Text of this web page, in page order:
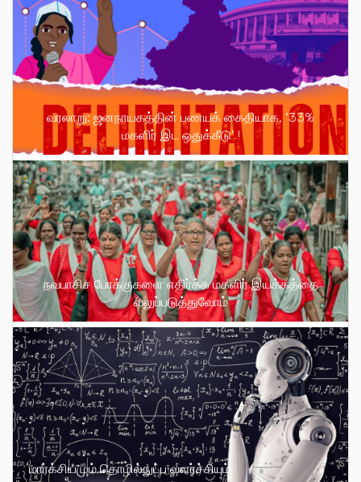
வரலாறு: ஜனநாயகத்தின் பணயக் கைதியாக, ‘33%
மகளிர் இட ஒதுக்கீடு’ !
நவபாசிச போக்குகளை எதிர்க்க மகளிர் இயக்கத்தை
வலுப்படுத்துவோம்
மார்க்சியமும் தொழில்நுட்ப வளர்ச்சியும்